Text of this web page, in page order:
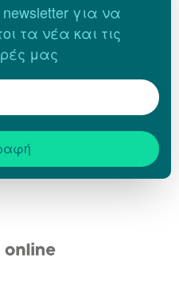
για να
τα νέα και τις
μας